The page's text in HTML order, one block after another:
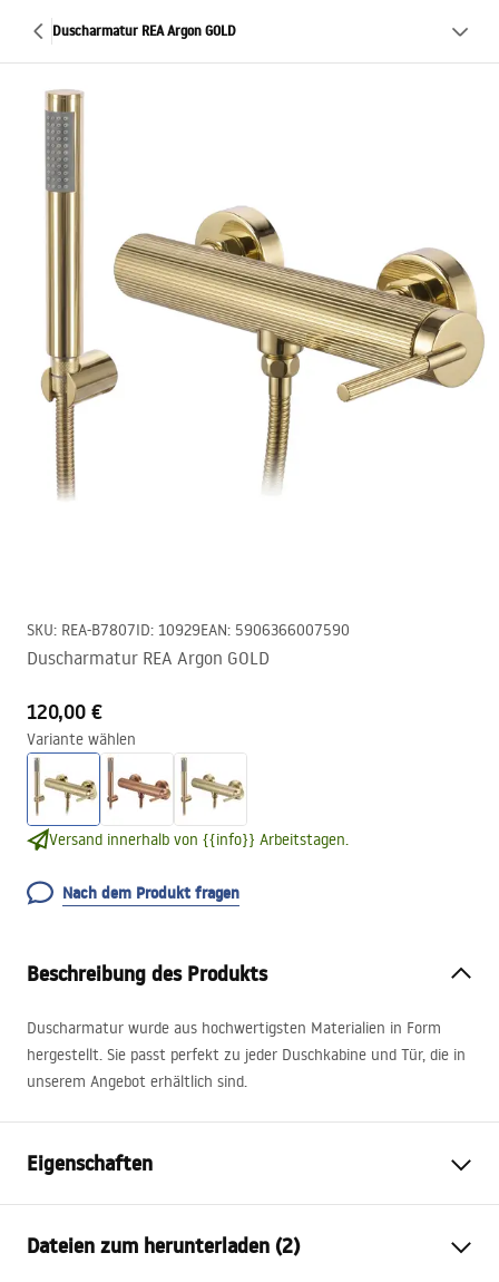
Duscharmatur REA Argon GOLD
SKU: REA-B7807ID: 10929EAN: 5906366007590
Duscharmatur REA Argon GOLD
120,00 €
Variante wählen
Versand innerhalb von {{info}} Arbeitstagen.
Nach dem Produkt fragen
Beschreibung des Produkts
Duscharmatur wurde aus hochwertigsten Materialien in Form
hergestellt. Sie passt perfekt zu jeder Duschkabine und Tür, die in
unserem Angebot erhältlich sind.
Eigenschaften
Montageart
Wandmontage
Dateien zum herunterladen (2)